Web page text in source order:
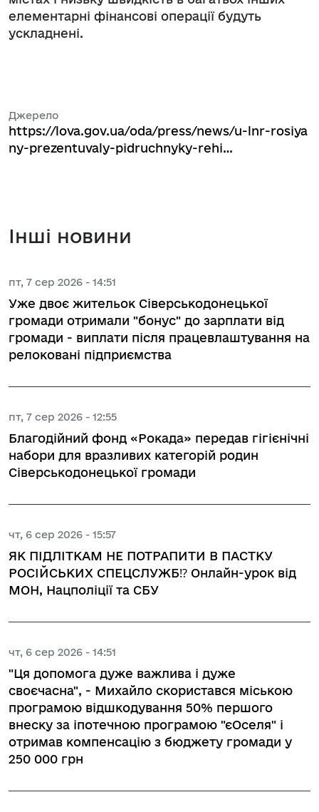
елементарні фінансові операції будуть
ускладнені.
Джерело
https://lova.gov.ua/oda/press/news/u-lnr-rosiya
ny-prezentuvaly-pidruchnyky-rehi…
Інші новини
пт, 7 сер 2026 - 14:51
Уже двоє жительок Сіверськодонецької
громади отримали "бонус" до зарплати від
громади - виплати після працевлаштування на
релоковані підприємства
пт, 7 сер 2026 - 12:55
Благодійний фонд «Рокада» передав гігієнічні
набори для вразливих категорій родин
Сіверськодонецької громади
чт, 6 сер 2026 - 15:57
ЯК ПІДЛІТКАМ НЕ ПОТРАПИТИ В ПАСТКУ
РОСІЙСЬКИХ СПЕЦСЛУЖБ⁉️ Онлайн-урок від
МОН, Нацполіції та СБУ
чт, 6 сер 2026 - 14:51
"Ця допомога дуже важлива і дуже
своєчасна", - Михайло скористався міською
програмою відшкодування 50% першого
внеску за іпотечною програмою "єОселя" і
отримав компенсацію з бюджету громади у
250 000 грн